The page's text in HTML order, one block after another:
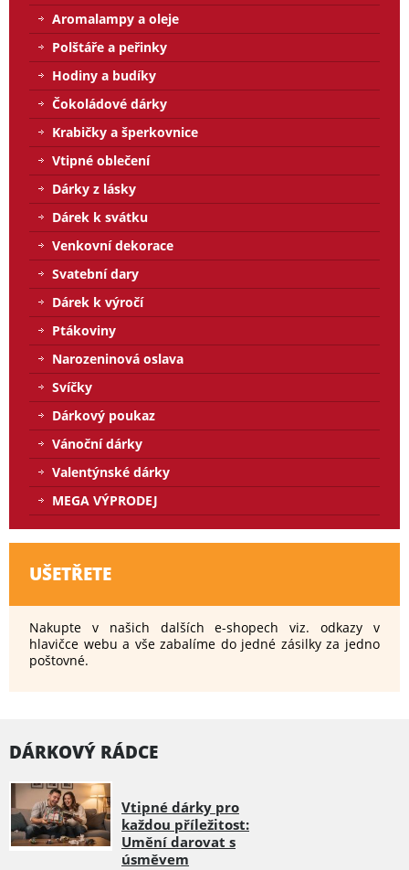
Aromalampy a oleje
Polštáře a peřinky
Hodiny a budíky
Čokoládové dárky
Krabičky a šperkovnice
Vtipné oblečení
Dárky z lásky
Dárek k svátku
Venkovní dekorace
Svatební dary
Dárek k výročí
Ptákoviny
Narozeninová oslava
Svíčky
Dárkový poukaz
Vánoční dárky
Valentýnské dárky
MEGA VÝPRODEJ
UŠETŘETE
Nakupte v našich dalších e-shopech viz. odkazy v
hlavičce webu a vše zabalíme do jedné zásilky za jedno
poštovné.
DÁRKOVÝ RÁDCE
Vtipné dárky pro
každou příležitost:
Umění darovat s
úsměvem